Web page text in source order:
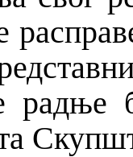
радње